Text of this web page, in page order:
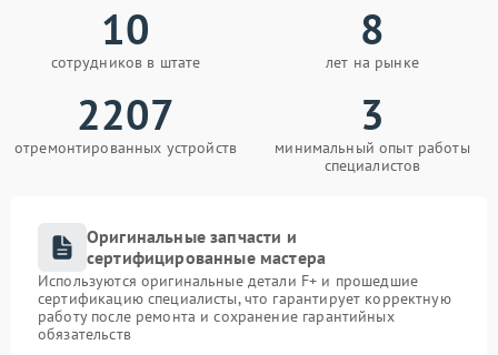
10
сотрудников в штате
8
лет на рынке
2207
отремонтированных устройств
3
минимальный опыт работы
специалистов
Оригинальные запчасти и
сертифицированные мастера
Используются оригинальные детали F+ и прошедшие
сертификацию специалисты, что гарантирует корректную
работу после ремонта и сохранение гарантийных
обязательств